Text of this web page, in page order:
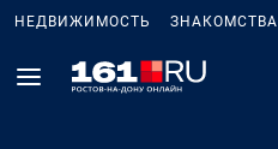
НЕДВИЖИМОСТЬ ЗНАКОМСТВА